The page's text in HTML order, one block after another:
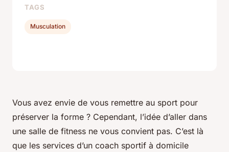
Vous avez envie de vous remettre au sport pour
préserver la forme ? Cependant, l’idée d’aller dans
une salle de fitness ne vous convient pas. C’est là
que les services d’un coach sportif à domicile
TAGS
Musculation